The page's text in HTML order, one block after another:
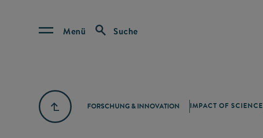
Menü Suche
FORSCHUNG & INNOVATION IMPACT OF SCIENCE